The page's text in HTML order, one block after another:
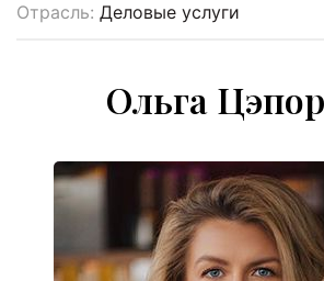
Отрасль: Деловые услуги
Ольга